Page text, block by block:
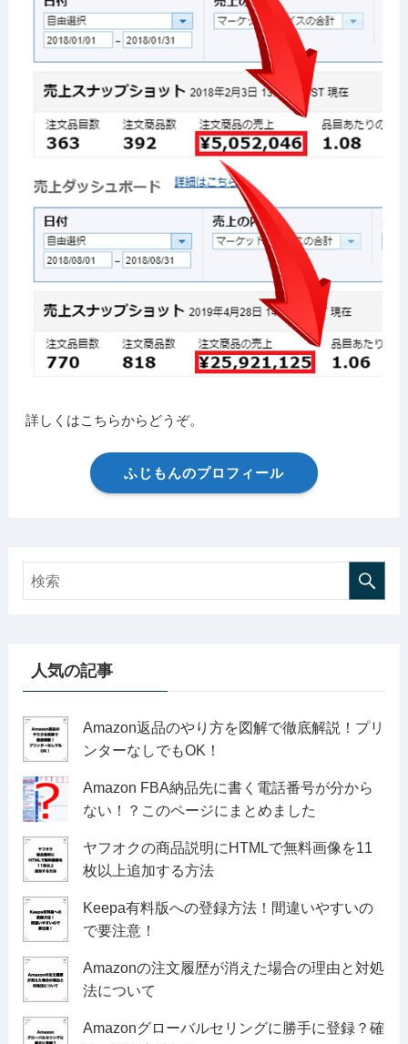
詳しくはこちらからどうぞ。
ふじもんのプロフィール
人気の記事
Amazon返品のやり方を図解で徹底解説！プリ
ンターなしでもOK！
Amazon FBA納品先に書く電話番号が分から
ない！？このページにまとめました
ヤフオクの商品説明にHTMLで無料画像を11
枚以上追加する方法
Keepa有料版への登録方法！間違いやすいの
で要注意！
Amazonの注文履歴が消えた場合の理由と対処
法について
Amazonグローバルセリングに勝手に登録？確